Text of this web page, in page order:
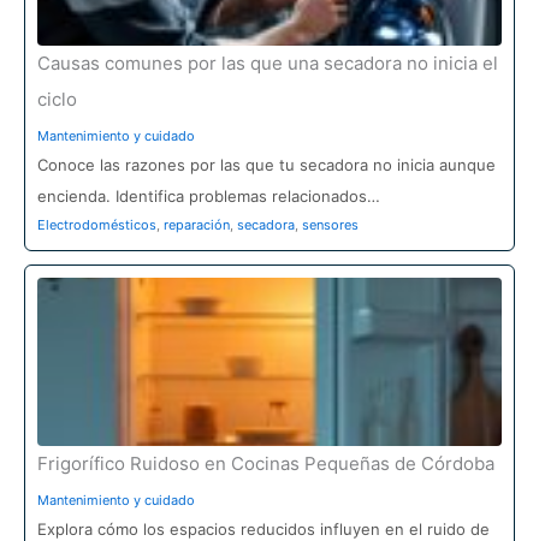
Causas comunes por las que una secadora no inicia el
ciclo
Mantenimiento y cuidado
Conoce las razones por las que tu secadora no inicia aunque
encienda. Identifica problemas relacionados…
Electrodomésticos, reparación, secadora, sensores
Frigorífico Ruidoso en Cocinas Pequeñas de Córdoba
Mantenimiento y cuidado
Explora cómo los espacios reducidos influyen en el ruido de